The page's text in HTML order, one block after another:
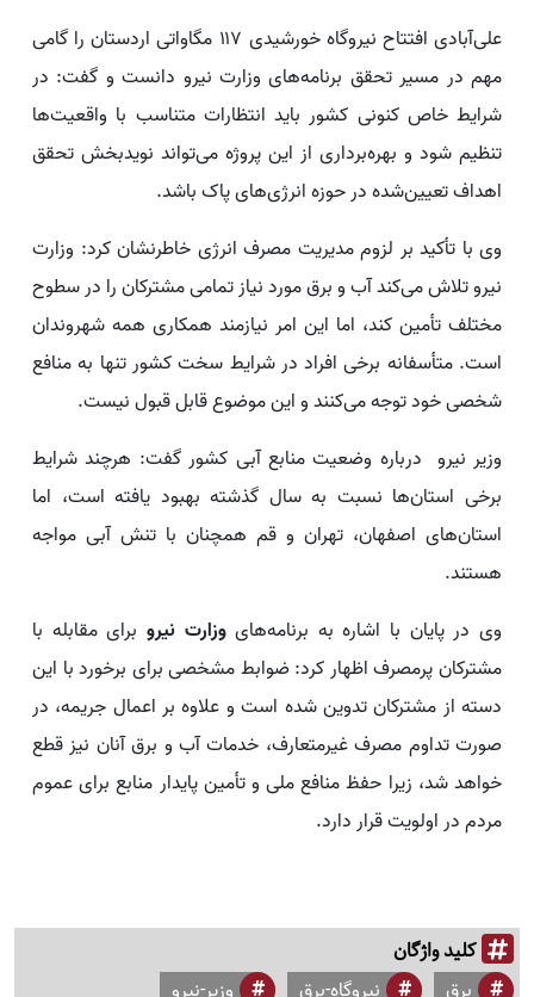
علی‌آبادی افتتاح نیروگاه خورشیدی ۱۱۷ مگاواتی اردستان را گامی
مهم در مسیر تحقق برنامه‌های وزارت نیرو دانست و گفت: در
شرایط خاص کنونی کشور باید انتظارات متناسب با واقعیت‌ها
تنظیم شود و بهره‌برداری از این پروژه می‌تواند نویدبخش تحقق
اهداف تعیین‌شده در حوزه انرژی‌های پاک باشد.
وی با تأکید بر لزوم مدیریت مصرف انرژی خاطرنشان کرد: وزارت
نیرو تلاش می‌کند آب و برق مورد نیاز تمامی مشترکان را در سطوح
مختلف تأمین کند، اما این امر نیازمند همکاری همه شهروندان
است. متأسفانه برخی افراد در شرایط سخت کشور تنها به منافع
شخصی خود توجه می‌کنند و این موضوع قابل قبول نیست.
وزیر نیرو درباره وضعیت منابع آبی کشور گفت: هرچند شرایط
برخی استان‌ها نسبت به سال گذشته بهبود یافته است، اما
استان‌های اصفهان، تهران و قم همچنان با تنش آبی مواجه
هستند.
وی در پایان با اشاره به برنامه‌هایوزارت نیرو برای مقابله با
مشترکان پرمصرف اظهار کرد: ضوابط مشخصی برای برخورد با این
دسته از مشترکان تدوین شده است و علاوه بر اعمال جریمه، در
صورت تداوم مصرف غیرمتعارف، خدمات آب و برق آنان نیز قطع
خواهد شد، زیرا حفظ منافع ملی و تأمین پایدار منابع برای عموم
مردم در اولویت قرار دارد.
کلید واژگان